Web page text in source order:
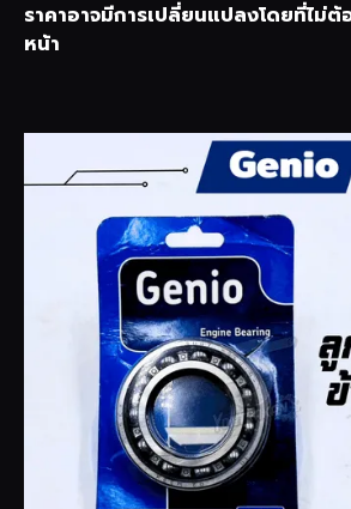
ราคาอาจมีการเปลี่ยนแปลงโดยที่ไม่ต้
หน้า